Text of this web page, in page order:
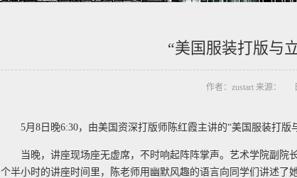
“美国服装打版与
作者：zustart 来源： 日
5月8日晚6:30，由美国资深打版师陈红霞主讲的“美国服装打版
当晚，讲座现场座无虚席，不时响起阵阵掌声。艺术学院副
个半小时的讲座时间里，陈老师用幽默风趣的语言向同学们讲述